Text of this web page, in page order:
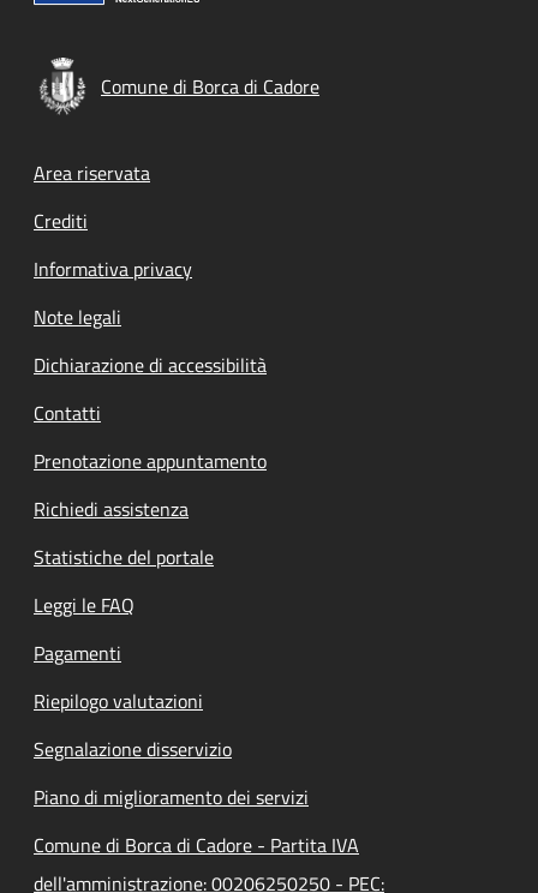
Comune di Borca di Cadore
Footer menu
Area riservata
Crediti
Informativa privacy
Note legali
Dichiarazione di accessibilità
Contatti
Prenotazione appuntamento
Richiedi assistenza
Statistiche del portale
Leggi le FAQ
Pagamenti
Riepilogo valutazioni
Segnalazione disservizio
Piano di miglioramento dei servizi
Comune di Borca di Cadore - Partita IVA
dell'amministrazione: 00206250250 - PEC: